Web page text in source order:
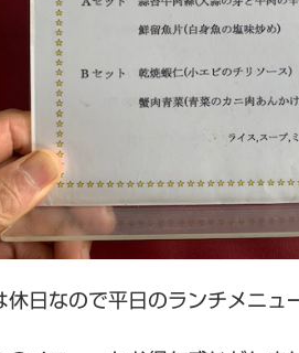
休日なので平日のランチメニュ